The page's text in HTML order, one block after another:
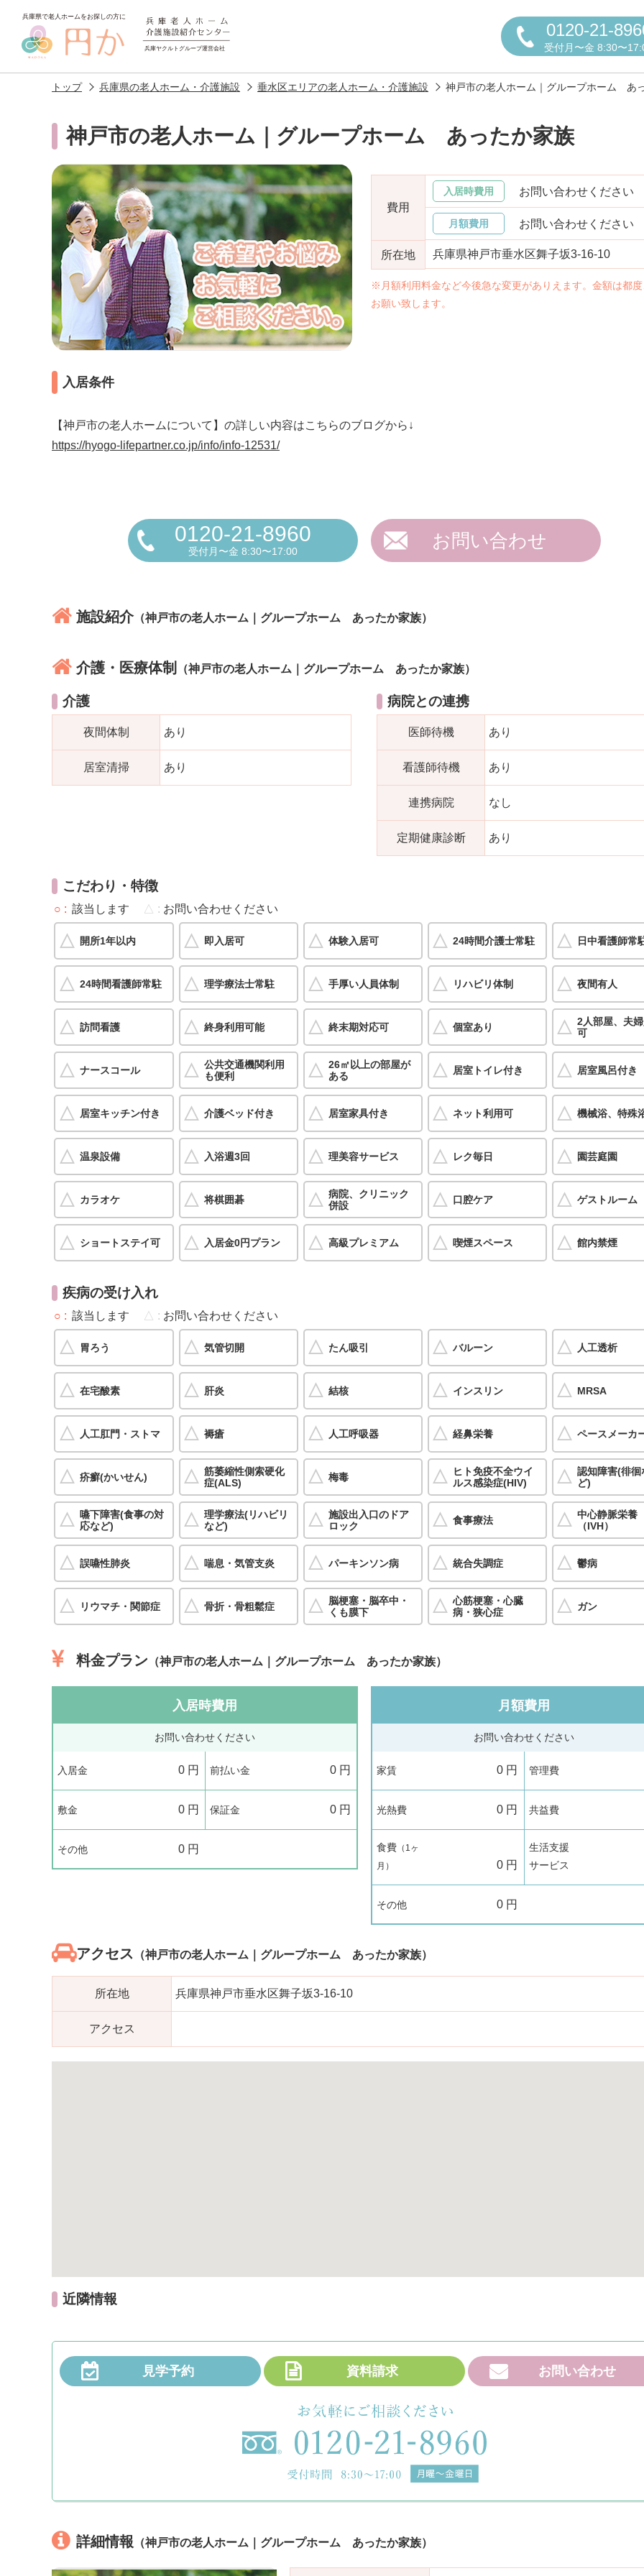
0120-21-
受付月〜金 8:30〜
老人ホームを探す 円かについて
施設選びのポイント 施設をお探しの方へ 老人ホームの種類 よくある
アクセス 相談者様の声
トップ 兵庫県の老人ホーム・介護施設 垂水区エリアの老人ホーム・介護施設 神戸市の老人ホーム｜グループホーム あ
神戸市の老人ホーム｜グループホーム あったか家族
費用
入居時費用 お問い合わせください
月額費用 お問い合わせください
所在地 兵庫県神戸市垂水区舞子坂3-16-10
※月額利用料金など今後急な変更がありえます。金額は都
お願い致します。
入居条件
【神戸市の老人ホームについて】の詳しい内容はこちらのブログから↓
https://hyogo-lifepartner.co.jp/info/info-12531/
0120-21-8960
受付月〜金 8:30〜17:00 お問い合わせ
施設紹介（神戸市の老人ホーム｜グループホーム あったか家族）
介護・医療体制 （神戸市の老人ホーム｜グループホーム あったか家族）
介護
夜間体制 あり
居室清掃 あり
病院との連携
医師待機 あり
看護師待機 あり
連携病院 なし
定期健康診断 あり
こだわり・特徴
○ 該当します △ お問い合わせください
開所1年以内 即入居可 体験入居可 24時間介護士常駐 日中看護師常
24時間看護師常駐 理学療法士常駐 手厚い人員体制 リハビリ体制 夜間有人
訪問看護 終身利用可能 終末期対応可 個室あり
2人部屋、夫
可
ナースコール
公共交通機関利用
も便利
26㎡以上の部屋が
ある
居室トイレ付き 居室風呂付き
居室キッチン付き 介護ベッド付き 居室家具付き ネット利用可 機械浴、特殊
温泉設備 入浴週3回 理美容サービス レク毎日 園芸庭園
カラオケ 将棋囲碁
病院、クリニック
併設
口腔ケア ゲストルーム
ショートステイ可 入居金0円プラン 高級プレミアム 喫煙スペース 館内禁煙
疾病の受け入れ
○ 該当します △ お問い合わせください
胃ろう 気管切開 たん吸引 バルーン 人工透析
在宅酸素 肝炎 結核 インスリン MRSA
人工肛門・ストマ 褥瘡 人工呼吸器 経鼻栄養 ペースメーカ
疥癬(かいせん)
筋萎縮性側索硬化
症(ALS)
梅毒
ヒト免疫不全ウイ
ルス感染症(HIV)
認知障害(徘徊
ど)
嚥下障害(食事の対
応など)
理学療法(リハビリ
など)
施設出入口のドア
ロック
食事療法
中心静脈栄養
（IVH）
誤嚥性肺炎 喘息・気管支炎 パーキンソン病 統合失調症 鬱病
リウマチ・関節症 骨折・骨粗鬆症
脳梗塞・脳卒中・
くも膜下
心筋梗塞・心臓
病・狭心症
ガン
料金プラン （神戸市の老人ホーム｜グループホーム あったか家族）
入居時費用
お問い合わせください
入居金 0 円 前払い金 0 円
敷金 0 円 保証金 0 円
その他 0 円
月額費用
お問い合わせください
家賃 0 円 管理費
光熱費 0 円 共益費
食費（1ヶ
月） 0 円
生活支援
サービス
その他 0 円
アクセス （神戸市の老人ホーム｜グループホーム あったか家族）
所在地 兵庫県神戸市垂水区舞子坂3-16-10
アクセス
近隣情報
見学予約 資料請求 お問い合わせ
詳細情報 （神戸市の老人ホーム｜グループホーム あったか家族）